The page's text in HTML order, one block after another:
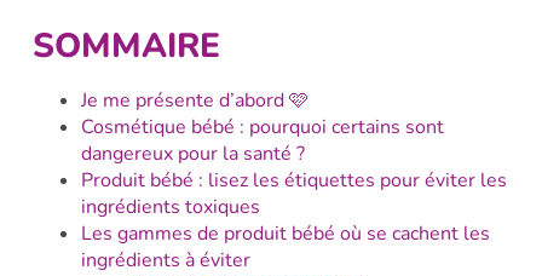
SOMMAIRE
Je me présente d’abord 🩷
Cosmétique bébé : pourquoi certains sont
dangereux pour la santé ?
Produit bébé : lisez les étiquettes pour éviter les
ingrédients toxiques
Les gammes de produit bébé où se cachent les
ingrédients à éviter